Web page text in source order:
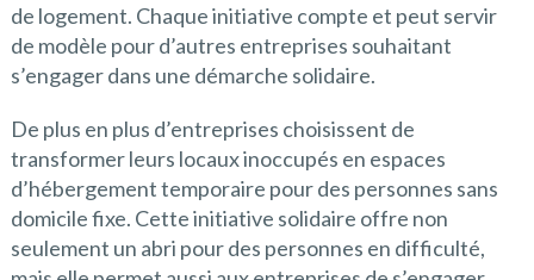
de logement. Chaque initiative compte et peut servir
de modèle pour d’autres entreprises souhaitant
s’engager dans une démarche solidaire.
De plus en plus d’entreprises choisissent de
transformer leurs locaux inoccupés en espaces
d’hébergement temporaire pour des personnes sans
domicile fixe. Cette initiative solidaire offre non
seulement un abri pour des personnes en difficulté,